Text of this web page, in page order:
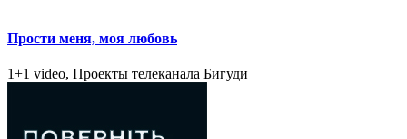
Прости меня, моя любовь
1+1 video, Проекты телеканала Бигуди